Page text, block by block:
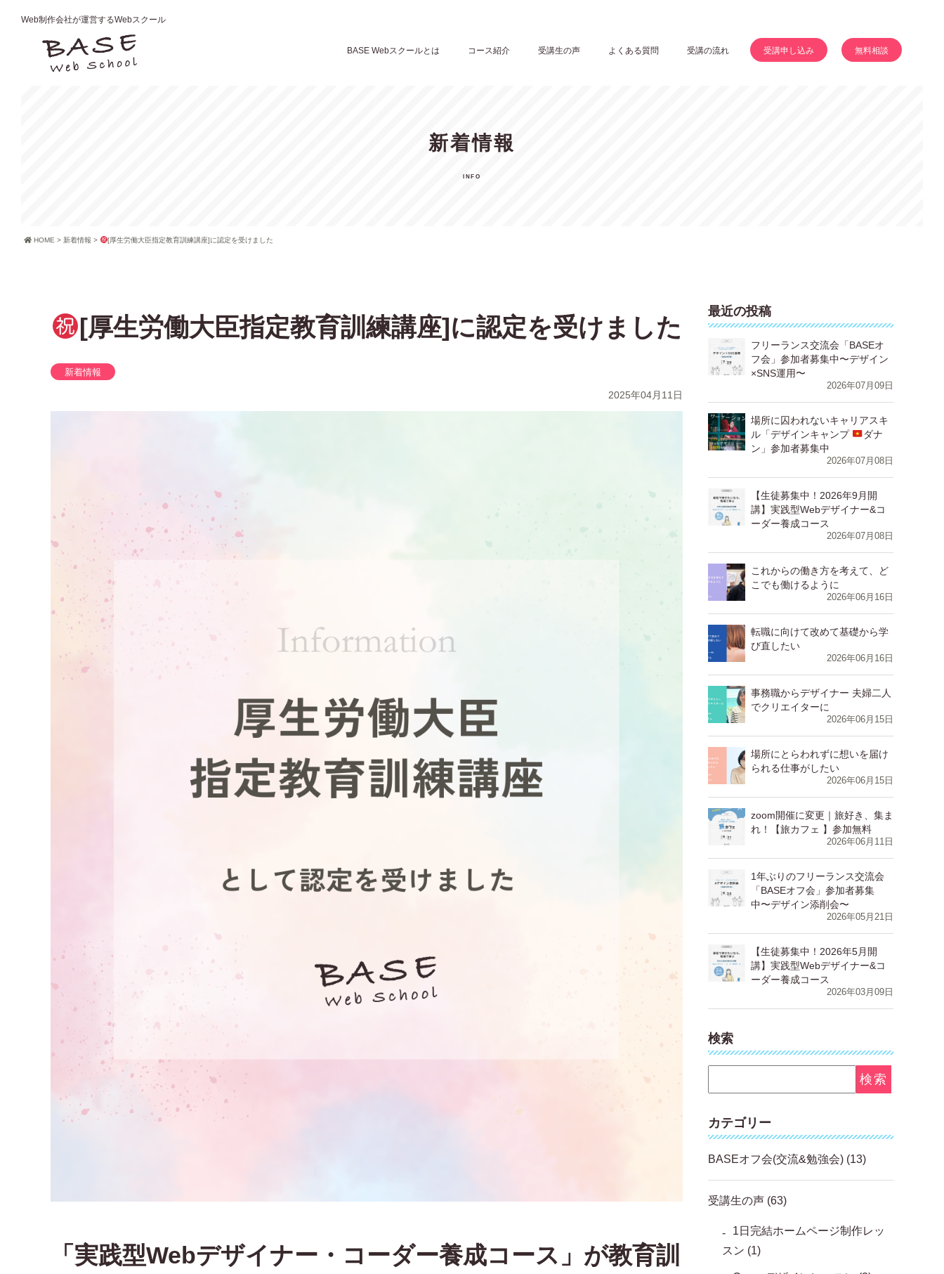
Web制作会社が運営するWebスクール
BASE Webスクールとは コース紹介 受講生の声 よくある質問 受講の流れ 受講申し込み 無料相談
新着情報
HOME > 新着情報 > [厚生労働大臣指定教育訓練講座]に認定を受けました
[厚生労働大臣指定教育訓練講座]に認定を受けました
新着情報
2025年04月11日
「実践型Webデザイナー・コーダー養成コース」が教育訓
最近の投稿
フリーランス交流会「BASEオ
フ会」参加者募集中〜デザイン
×SNS運用〜
2026年07月09日
場所に囚われないキャリアスキ
ル「デザインキャンプ
ダナ
ン」参加者募集中
2026年07月08日
【生徒募集中！2026年9月開
講】実践型Webデザイナー&コ
ーダー養成コース
2026年07月08日
⁨⁩⁨⁩⁨⁩⁨これからの働き方を考えて、ど
こでも働けるように
2026年06月16日
⁨⁩⁨⁩⁨⁩⁨転職に向けて改めて基礎から学
び直したい
2026年06月16日
⁨⁩⁨⁩⁨⁩⁨事務職からデザイナー 夫婦二人
でクリエイターに
2026年06月15日
⁨⁩⁨⁩⁨⁩⁨場所にとらわれずに想いを届け
られる仕事がしたい
2026年06月15日
zoom開催に変更｜旅好き、集ま
れ！【旅カフェ 】参加無料
2026年06月11日
1年ぶりのフリーランス交流会
「BASEオフ会」参加者募集
中〜デザイン添削会〜
2026年05月21日
【生徒募集中！2026年5月開
講】実践型Webデザイナー&コ
ーダー養成コース
2026年03月09日
検索
カテゴリー
BASEオフ会(交流&勉強会) (13)
受講生の声 (63)
1日完結ホームページ制作レッ
スン (1)